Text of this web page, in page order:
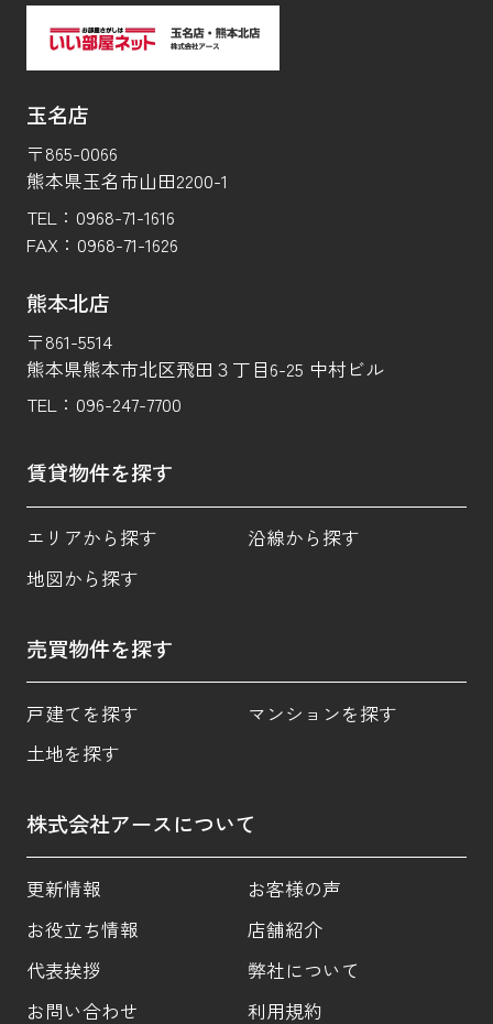
玉名店
〒865-0066
熊本県玉名市山田2200-1
TEL： 0968-71-1616
FAX： 0968-71-1626
熊本北店
〒861-5514
熊本県熊本市北区飛田３丁目6-25 中村ビル
TEL： 096-247-7700
賃貸物件を探す
エリアから探す
沿線から探す
地図から探す
売買物件を探す
戸建てを探す
マンションを探す
土地を探す
株式会社アースについて
更新情報
お客様の声
お役立ち情報
店舗紹介
代表挨拶
弊社について
お問い合わせ
利用規約